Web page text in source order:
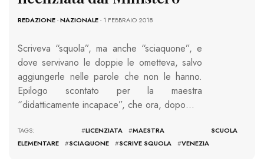
REDAZIONE-NAZIONALE- 1 FEBBRAIO 2018
Scriveva “squola”, ma anche “sciaquone”, e
dove servivano le doppie le ometteva, salvo
aggiungerle nelle parole che non le hanno.
Epilogo scontato per la maestra
“didatticamente incapace”, che ora, dopo…
TAGS: #LICENZIATA #MAESTRA SCUOLA
ELEMENTARE
#SCIAQUONE #SCRIVE SQUOLA #VENEZIA